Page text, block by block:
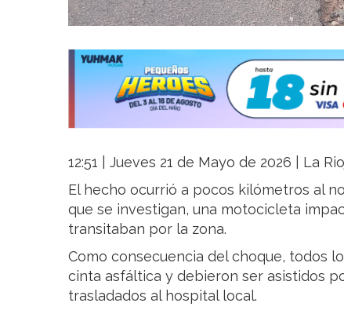
12:51 | Jueves 21 de Mayo de 2026 | La
El hecho ocurrió a pocos kilómetros al
que se investigan, una motocicleta
transitaban por la zona.
Como consecuencia del choque, todos
cinta asfáltica y debieron ser asistidos
trasladados al hospital local.